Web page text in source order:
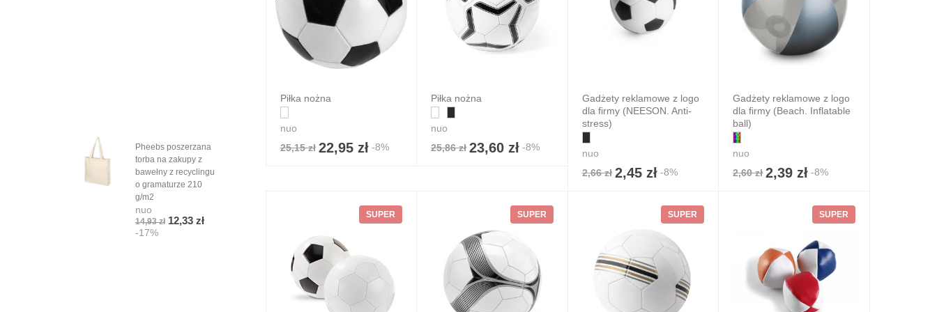
Piłka nożna
nuo
25,15 zł 22,95 zł-8%
Piłka nożna
nuo
25,86 zł 23,60 zł -8%
Gadżety reklamowe z logo
dla firmy (NEESON. Anti-
stress)
nuo
2,66 zł 2,45 zł-8%
Gadżety reklamowe z logo
dla firmy (Beach. Inflatable
ball)
nuo
2,60 zł 2,39 zł -8%
SUPER SUPER SUPER SUPER
Pheebs poszerzana
torba na zakupy z
bawełny z recyclingu
o gramaturze 210
g/m2
nuo
14,93 zł 12,33 zł
-17%
Gradientowy plecak